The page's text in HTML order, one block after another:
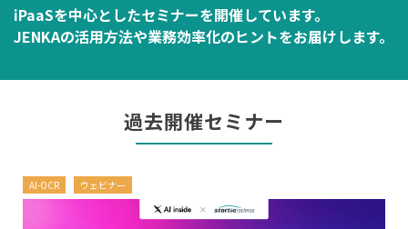
iPaaSを中心としたセミナーを開催しています。
JENKAの活用方法や業務効率化のヒントをお届けします。
過去開催セミナー
AI-OCR ウェビナー